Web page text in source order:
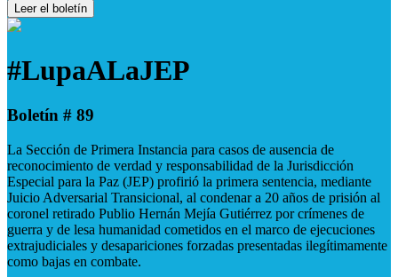
Leer el boletín
#LupaALaJEP
Boletín # 89
La Sección de Primera Instancia para casos de ausencia de
reconocimiento de verdad y responsabilidad de la Jurisdicción
Especial para la Paz (JEP) profirió la primera sentencia, mediante
Juicio Adversarial Transicional, al condenar a 20 años de prisión al
coronel retirado Publio Hernán Mejía Gutiérrez por crímenes de
guerra y de lesa humanidad cometidos en el marco de ejecuciones
extrajudiciales y desapariciones forzadas presentadas ilegítimamente
como bajas en combate.